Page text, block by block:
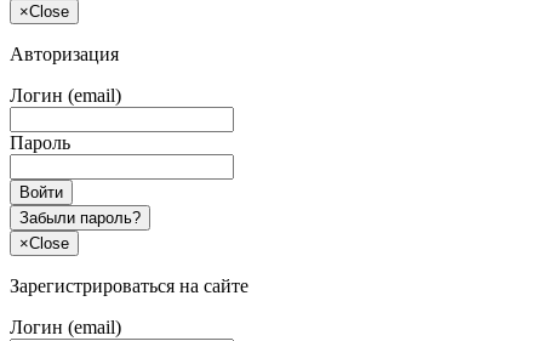
×Close
Авторизация
Логин (email)
Пароль
Войти
Забыли пароль?
×Close
Зарегистрироваться на сайте
Логин (email)